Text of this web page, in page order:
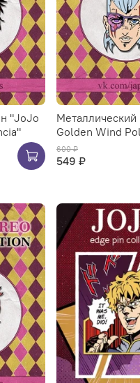
"JoJo
Golden Wind
600 ₽
549 ₽